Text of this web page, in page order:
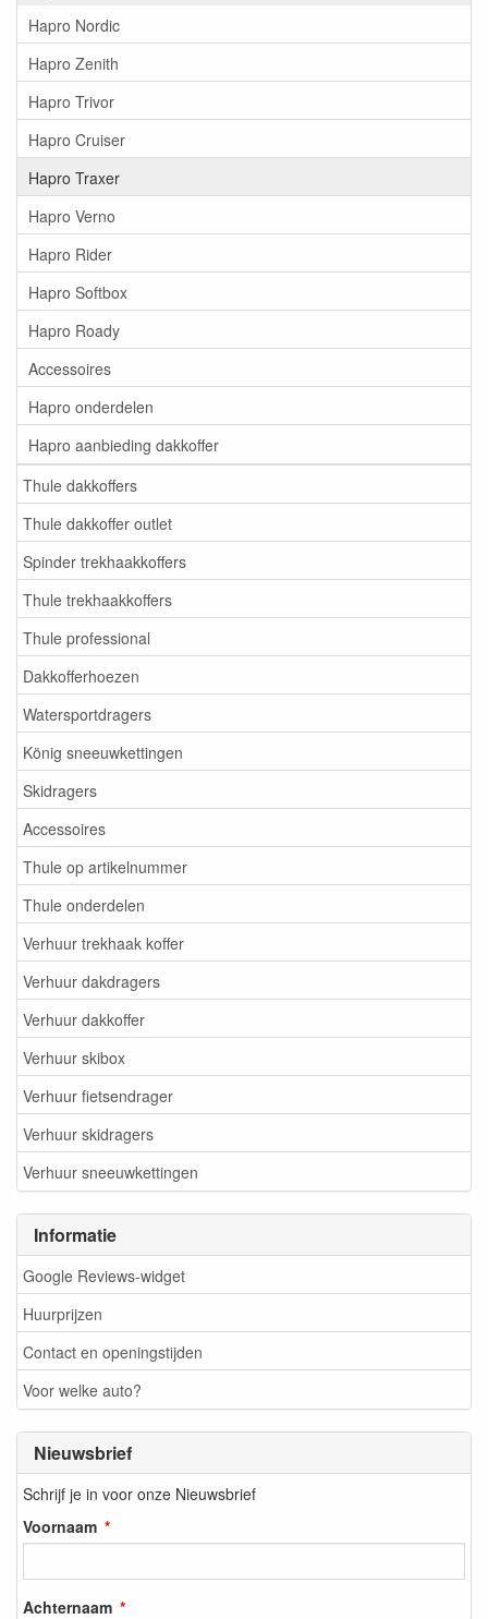
Hapro Nordic
Hapro Zenith
Hapro Trivor
Hapro Cruiser
Hapro Traxer
Hapro Verno
Hapro Rider
Hapro Softbox
Hapro Roady
Accessoires
Hapro onderdelen
Hapro aanbieding dakkoffer
Thule dakkoffers
Thule dakkoffer outlet
Spinder trekhaakkoffers
Thule trekhaakkoffers
Thule professional
Dakkofferhoezen
Watersportdragers
König sneeuwkettingen
Skidragers
Accessoires
Thule op artikelnummer
Thule onderdelen
Verhuur trekhaak koffer
Verhuur dakdragers
Verhuur dakkoffer
Verhuur skibox
Verhuur fietsendrager
Verhuur skidragers
Verhuur sneeuwkettingen
Informatie
Google Reviews-widget
Huurprijzen
Contact en openingstijden
Voor welke auto?
Nieuwsbrief
Schrijf je in voor onze Nieuwsbrief
Voornaam
Achternaam